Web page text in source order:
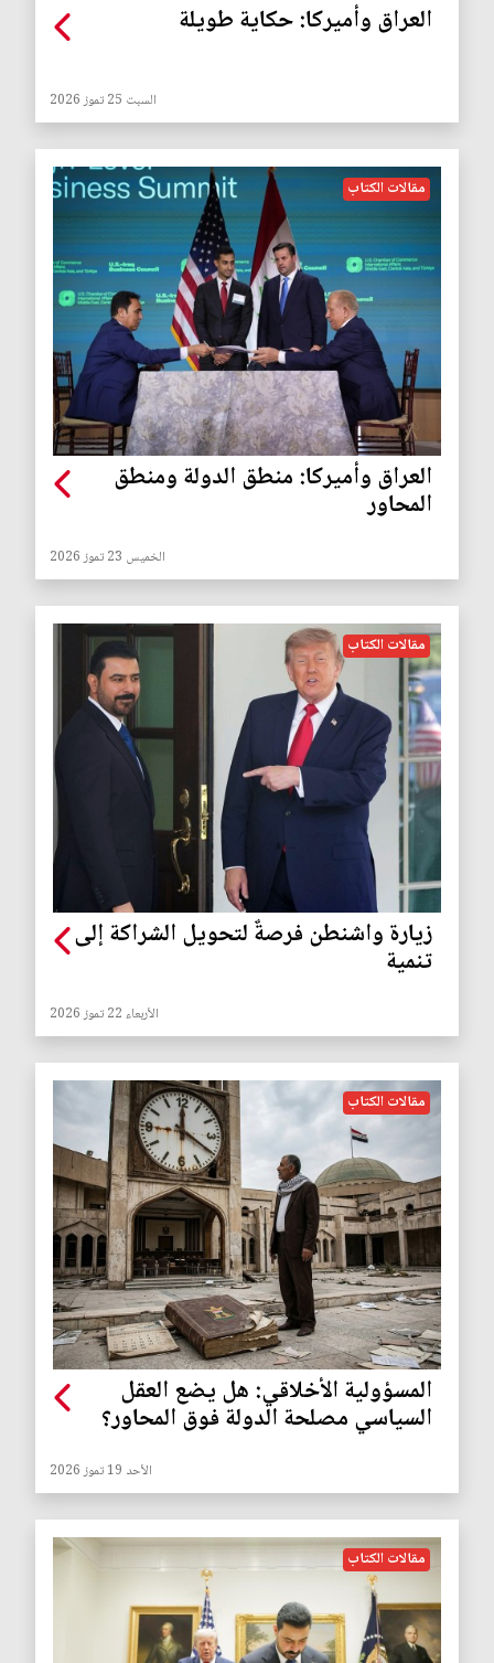
العراق وأميركا: حكاية طويلة
السبت 25 تموز 2026
مقالات الكتاب
العراق وأميركا: منطق الدولة ومنطق
المحاور
الخميس 23 تموز 2026
مقالات الكتاب
زيارة واشنطن فرصةٌ لتحويل الشراكة إلى
تنمية
الأربعاء 22 تموز 2026
مقالات الكتاب
المسؤولية الأخلاقي: هل يضع العقل
السياسي مصلحة الدولة فوق المحاور؟
الأحد 19 تموز 2026
مقالات الكتاب